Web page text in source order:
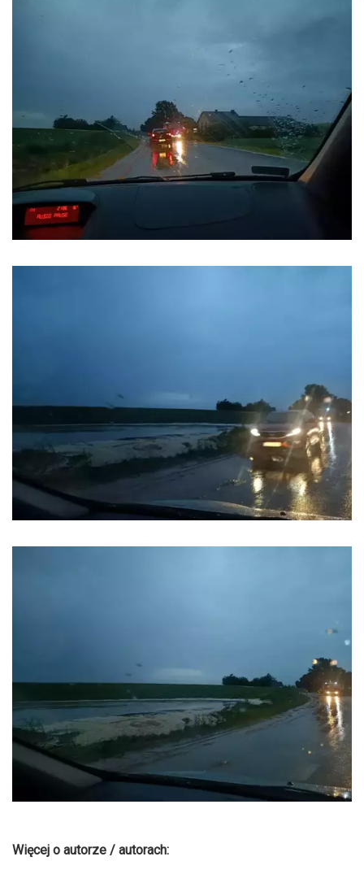
Więcej o autorze / autorach: